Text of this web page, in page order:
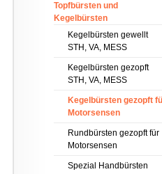
Topfbürsten und
Kegelbürsten
Kegelbürsten gewellt
STH, VA, MESS
Kegelbürsten gezopft
STH, VA, MESS
Kegelbürsten gezopft
Motorsensen
Rundbürsten gezopft für
Motorsensen
Spezial Handbürsten